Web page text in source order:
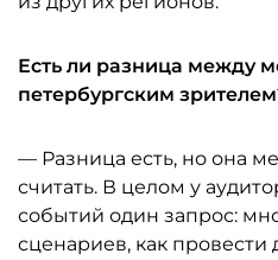
Есть ли разница между
петербургским
— Разница есть, но она
считать. В целом у
событий один запрос:
сценариев, как провести